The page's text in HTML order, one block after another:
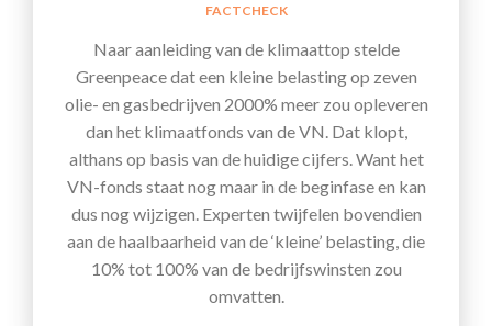
FACTCHECK
Naar aanleiding van de klimaattop stelde
Greenpeace dat een kleine belasting op zeven
olie- en gasbedrijven 2000% meer zou opleveren
dan het klimaatfonds van de VN. Dat klopt,
althans op basis van de huidige cijfers. Want het
VN-fonds staat nog maar in de beginfase en kan
dus nog wijzigen. Experten twijfelen bovendien
aan de haalbaarheid van de ‘kleine’ belasting, die
10% tot 100% van de bedrijfswinsten zou
omvatten.